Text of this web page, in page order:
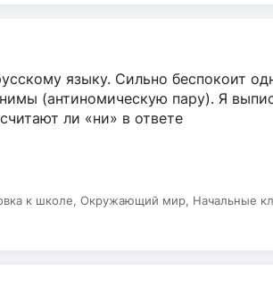
языку. Сильно беспокоит
(антиномическую пару). Я
ли «ни» в ответе
к школе, Окружающий мир, Начальные